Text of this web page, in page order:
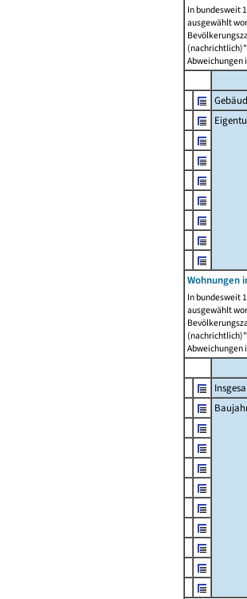
In bundesweit
ausgewählt
Abweichungen
Wohnungen
In bundesweit
ausgewählt
Abweichungen